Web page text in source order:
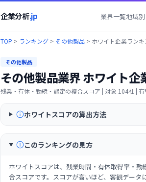
企業分析.jp 業界一覧地域別
TOP > ランキング > その他製品 > ホワイト企業ラン
その他製品
その他製品業界ホワイト企
残業・有休・勤続・認定の複合スコア | 対象 104社 | 有
ホワイトスコアの算出方法
このランキングの見方
ホワイトスコアは、残業時間・有休取得率・
合スコアです。スコアが高いほど、客観データ